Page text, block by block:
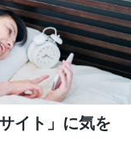
イト」に気を